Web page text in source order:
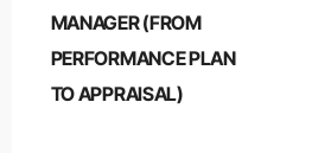
MANAGER (FROM
PERFORMANCE PLAN
TO APPRAISAL)